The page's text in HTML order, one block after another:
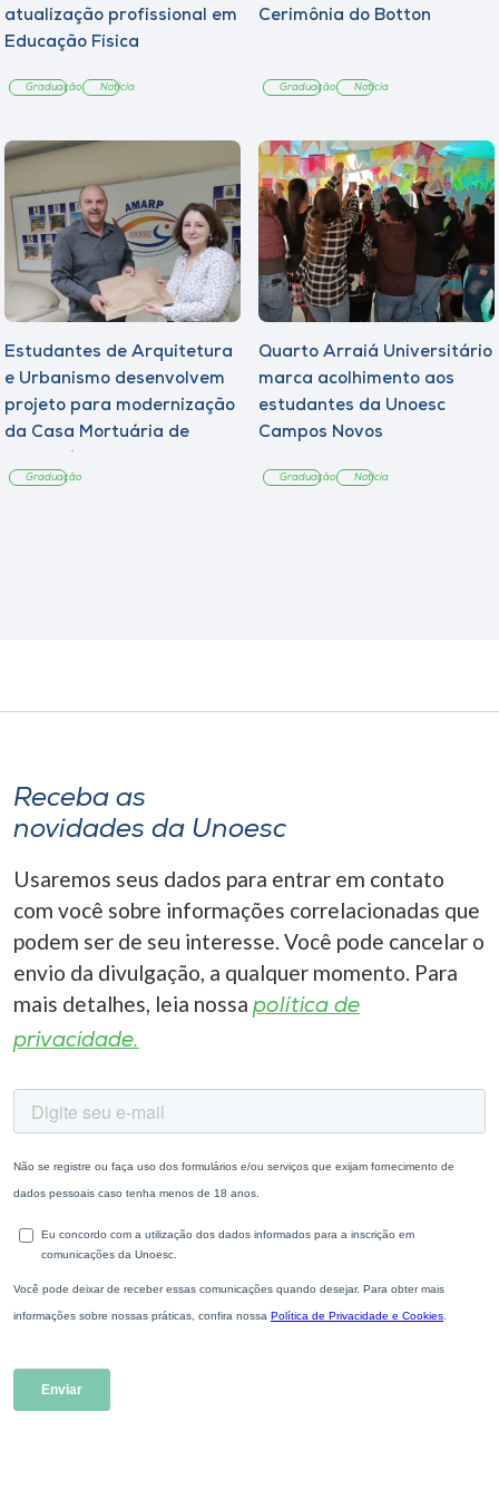
atualização profissional em
Educação Física
Graduação Notícia
Cerimônia do Botton
Graduação Notícia
Estudantes de Arquitetura
e Urbanismo desenvolvem
projeto para modernização
da Casa Mortuária de
Graduação
Quarto Arraiá Universitário
marca acolhimento aos
estudantes da Unoesc
Campos Novos
Graduação Notícia
Receba as
novidades da Unoesc
Usaremos seus dados para entrar em contato
com você sobre informações correlacionadas que
podem ser de seu interesse. Você pode cancelar o
envio da divulgação, a qualquer momento. Para
mais detalhes, leia nossa política de
privacidade.